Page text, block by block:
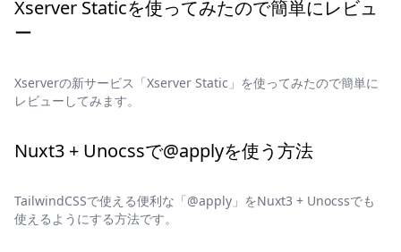
Xserver Staticを使ってみたので簡単にレビュ
ー
Xserverの新サービス「Xserver Static」を使ってみたので簡単に
レビューしてみます。
Nuxt3 + Unocssで@applyを使う方法
TailwindCSSで使える便利な「@apply」をNuxt3 + Unocssでも
使えるようにする方法です。